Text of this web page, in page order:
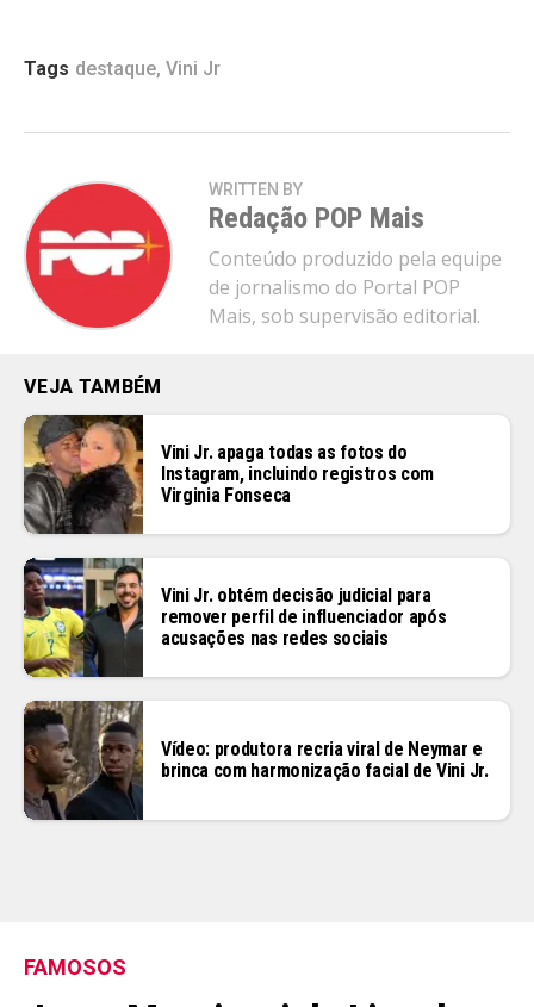
Tags destaque, Vini Jr
WRITTEN BY
Redação POP Mais
Conteúdo produzido pela equipe
de jornalismo do Portal POP
Mais, sob supervisão editorial.
VEJA TAMBÉM
Vini Jr. apaga todas as fotos do
Instagram, incluindo registros com
Virginia Fonseca
Vini Jr. obtém decisão judicial para
remover perfil de influenciador após
acusações nas redes sociais
Vídeo: produtora recria viral de Neymar e
brinca com harmonização facial de Vini Jr.
FAMOSOS